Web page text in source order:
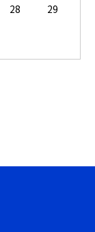
28
29